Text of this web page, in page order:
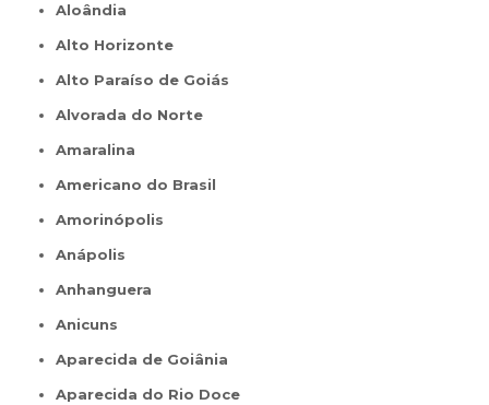
Aloândia
Alto Horizonte
Alto Paraíso de Goiás
Alvorada do Norte
Amaralina
Americano do Brasil
Amorinópolis
Anápolis
Anhanguera
Anicuns
Aparecida de Goiânia
Aparecida do Rio Doce